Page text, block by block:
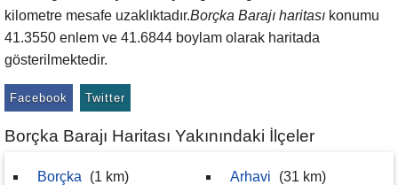
kilometre mesafe uzaklıktadır.Borçka Barajı haritası konumu
41.3550 enlem ve 41.6844 boylam olarak haritada
gösterilmektedir.
Facebook Twitter
Borçka Barajı Haritası Yakınındaki İlçeler
Borçka (1 km) Arhavi (31 km)